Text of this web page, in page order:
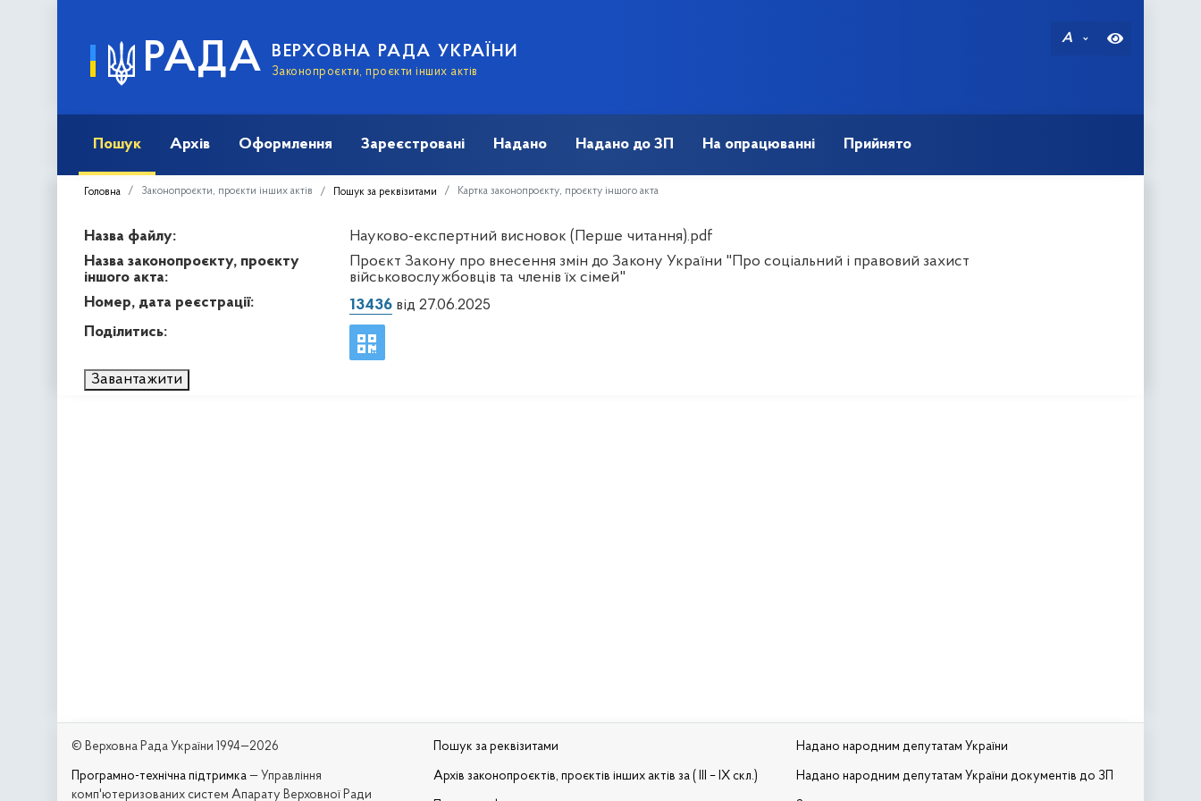
РАДА ВЕРХОВНА РАДА УКРАЇНИ
Законопроєкти, проєкти інших актів
A
Пошук Архів Оформлення Зареєстровані Надано Надано до ЗП На опрацюванні Прийнято
Головна Законопроєкти, проєкти інших актів Пошук за реквізитами Картка законопроєкту, проєкту іншого акта
Назва файлу:
Науково-експертний висновок (Перше читання).pdf
Назва законопроєкту, проєкту
іншого акта:
Проєкт Закону про внесення змін до Закону України "Про соціальний і правовий захист
військовослужбовців та членів їх сімей"
Номер, дата реєстрації:
13436від 27.06.2025
Поділитись:
Завантажити
© Верховна Рада України 1994—2026
Програмно-технічна підтримка — Управління
комп'ютеризованих систем Апарату Верховної Ради
Пошук за реквізитами
Архів законопроєктів, проєктів інших актів за ( III – IX скл.)
Надано народним депутатам України
Надано народним депутатам України документів до ЗП